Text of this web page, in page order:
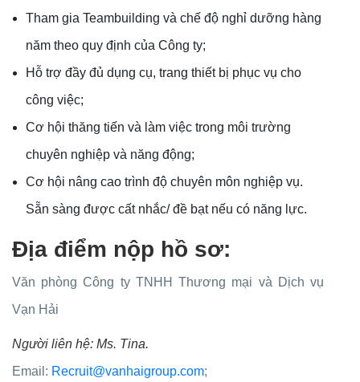
Tham gia Teambuilding và chế độ nghỉ dưỡng hàng
năm theo quy định của Công ty;
Hỗ trợ đầy đủ dụng cụ, trang thiết bị phục vụ cho
công việc;
Cơ hội thăng tiến và làm việc trong môi trường
chuyên nghiệp và năng động;
Cơ hội nâng cao trình độ chuyên môn nghiệp vụ.
Sẵn sàng được cất nhắc/ đề bạt nếu có năng lực.
Địa điểm nộp hồ sơ:
Văn phòng Công ty TNHH Thương mại và Dịch vụ
Vạn Hải
Người liên hệ: Ms. Tina.
Email: Recruit@vanhaigroup.com;